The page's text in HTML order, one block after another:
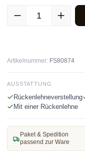
Produkt Anzahl: Gib
Artikelnummer: FS80874
AUSSTATTUNG
Rückenlehneverstellung
Mit einer Rückenlehne
Paket & Spedition
passend zur Ware